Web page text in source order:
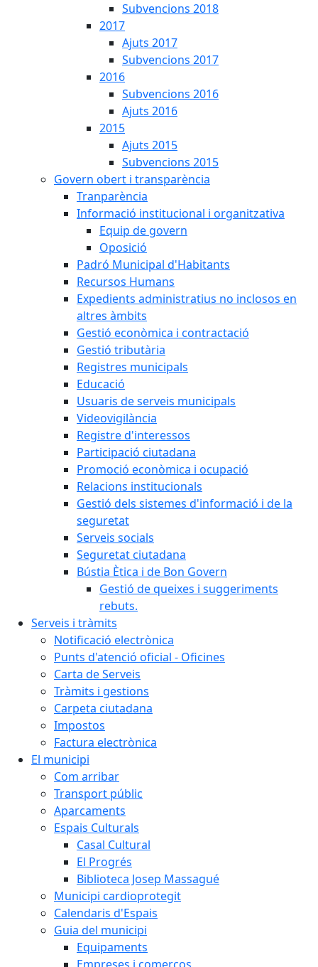
Subvencions 2018
2017
Ajuts 2017
Subvencions 2017
2016
Subvencions 2016
Ajuts 2016
2015
Ajuts 2015
Subvencions 2015
Govern obert i transparència
Tranparència
Informació institucional i organitzativa
Equip de govern
Oposició
Padró Municipal d'Habitants
Recursos Humans
Expedients administratius no inclosos en
altres àmbits
Gestió econòmica i contractació
Gestió tributària
Registres municipals
Educació
Usuaris de serveis municipals
Videovigilància
Registre d'interessos
Participació ciutadana
Promoció econòmica i ocupació
Relacions institucionals
Gestió dels sistemes d'informació i de la
seguretat
Serveis socials
Seguretat ciutadana
Bústia Ètica i de Bon Govern
Gestió de queixes i suggeriments
rebuts.
Serveis i tràmits
Notificació electrònica
Punts d'atenció oficial - Oficines
Carta de Serveis
Tràmits i gestions
Carpeta ciutadana
Impostos
Factura electrònica
El municipi
Com arribar
Transport públic
Aparcaments
Espais Culturals
Casal Cultural
El Progrés
Biblioteca Josep Massagué
Municipi cardioprotegit
Calendaris d'Espais
Guia del municipi
Equipaments